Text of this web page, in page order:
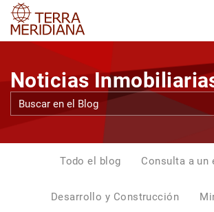
Noticias
Todo el blog Consulta a un
Desarrollo y Construcción